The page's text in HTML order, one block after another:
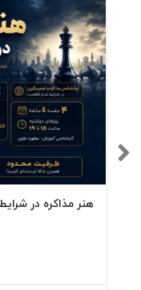
شصت‌گانه‌ی
برای کارگاه‌های
انتشارات
هر کارت، شخصیتی
انگیزه‌ها،
می‌کند.تیم‌های
کنند تا هویت
هنر مذاکره در